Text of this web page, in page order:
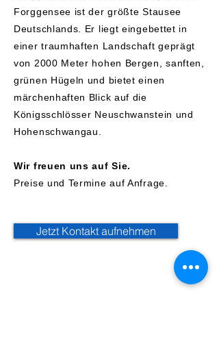
Forggensee ist der größte Stausee
Deutschlands. Er liegt eingebettet in
einer traumhaften Landschaft geprägt
von 2000 Meter hohen Bergen, sanften,
grünen Hügeln und bietet einen
märchenhaften Blick auf die
Königsschlösser Neuschwanstein und
Hohenschwangau.
Wir freuen uns auf Sie.
Preise und Termine auf Anfrage.
Jetzt Kontakt aufnehmen